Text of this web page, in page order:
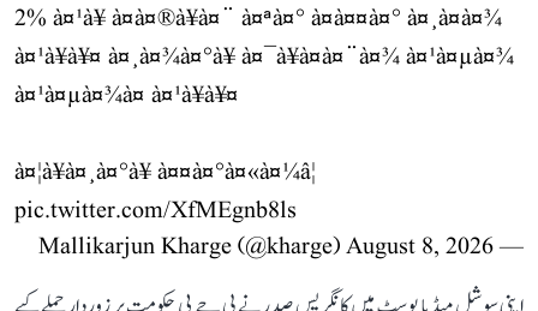
2% à¤¹à¥ à¤à¤®à¥à¤¨ à¤ªà¤° à¤à¤¤à¤° à¤¸à¤à¤¾
à¤¹à¥à¥¤ à¤¸à¤¾à¤°à¥ à¤¯à¥à¤à¤¨à¤¾ à¤¹à¤µà¤¾
à¤¹à¤µà¤¾à¤ à¤¹à¥à¥¤
à¤¦à¥à¤¸à¤°à¥ à¤¤à¤°à¤«à¤¼â¦
pic.twitter.com/XfMEgnb8ls
— Mallikarjun Kharge (@kharge)
August 8, 2026